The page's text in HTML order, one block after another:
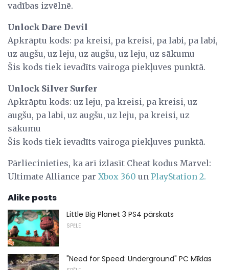
vadības izvēlnē.
Unlock Dare Devil
Apkrāptu kods: pa kreisi, pa kreisi, pa labi, pa labi,
uz augšu, uz leju, uz augšu, uz leju, uz sākumu
Šis kods tiek ievadīts vairoga piekļuves punktā.
Unlock Silver Surfer
Apkrāptu kods: uz leju, pa kreisi, pa kreisi, uz
augšu, pa labi, uz augšu, uz leju, pa kreisi, uz
sākumu
Šis kods tiek ievadīts vairoga piekļuves punktā.
Pārliecinieties, ka arī izlasīt Cheat kodus Marvel:
Ultimate Alliance par Xbox 360 un PlayStation 2.
Alike posts
Little Big Planet 3 PS4 pārskats
SPĒLE
"Need for Speed: Underground" PC Mīklas